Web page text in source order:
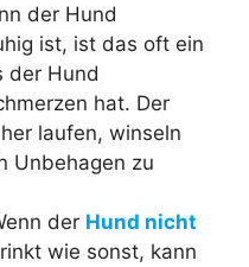
der Hund
ist, ist das oft ein
der Hund
hat. Der
laufen, winseln
Unbehagen zu
der Hund nicht
wie sonst, kann